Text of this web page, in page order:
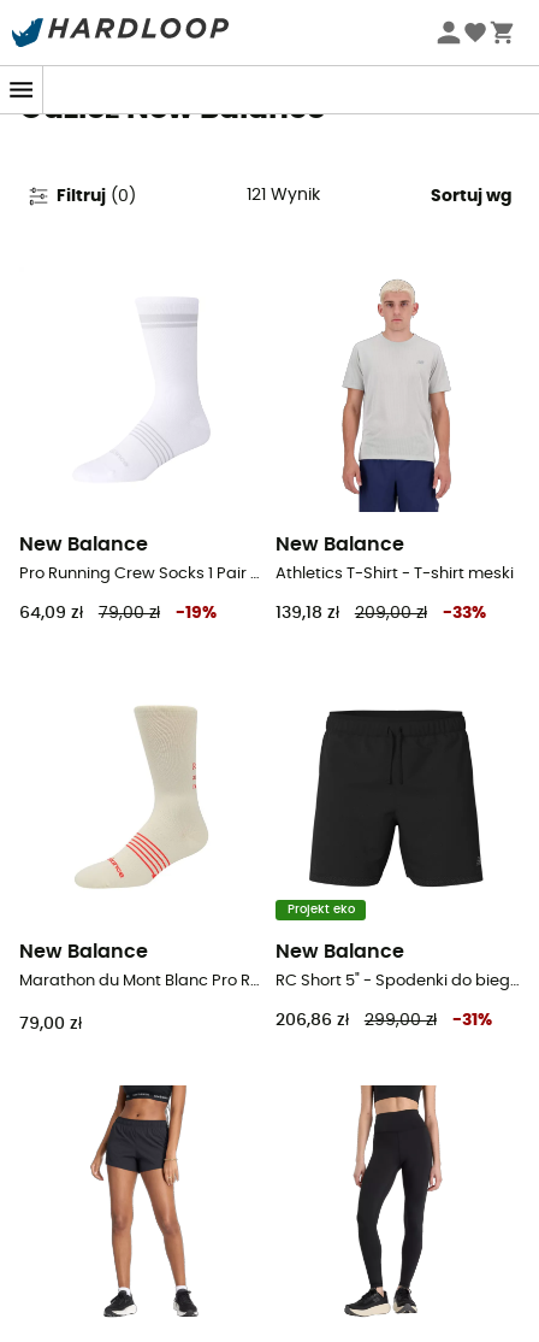
Letnie promocje 🔥 -5% DODATKOWO przy zakupie 2
Odzież New Balance
Filtruj (0 ) 121 Wynik Sortuj wg
New Balance
Pro Running Crew Socks 1 Pair - Skarpety do biegania
64,09 zł 79,00 zł -19%
New Balance
Athletics T-Shirt - T-shirt meski
139,18 zł 209,00 zł -33%
New Balance
Marathon du Mont Blanc Pro Run - Skarpety do biegania
79,00 zł
Projekt eko
New Balance
RC Short 5" - Spodenki do biegania męskie
206,86 zł 299,00 zł -31 %